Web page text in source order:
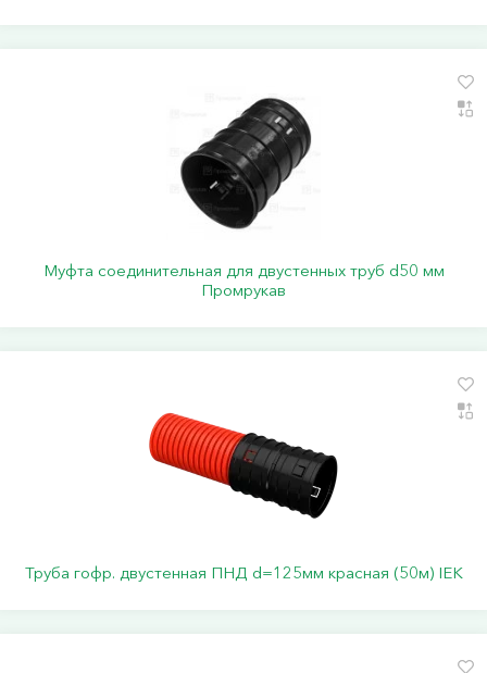
Муфта соединительная для двустенных труб d50 мм
Промрукав
Труба гофр. двустенная ПНД d=125мм красная (50м) IEK